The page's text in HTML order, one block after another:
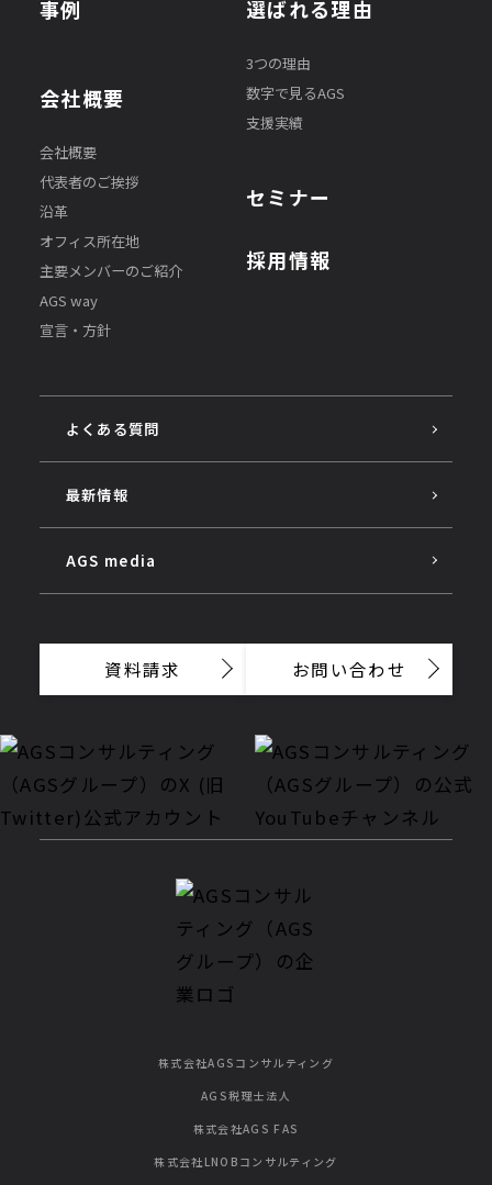
事例 選ばれる理由
3つの理由
数字で見るAGS
支援実績
会社概要
会社概要
代表者のご挨拶
沿革
オフィス所在地
主要メンバーのご紹介
AGS way
宣言・方針
セミナー
採用情報
よくある質問
最新情報
AGS media
資料請求 お問い合わせ
株式会社AGSコンサルティング
AGS税理士法人
株式会社AGS FAS
株式会社LNOBコンサルティング